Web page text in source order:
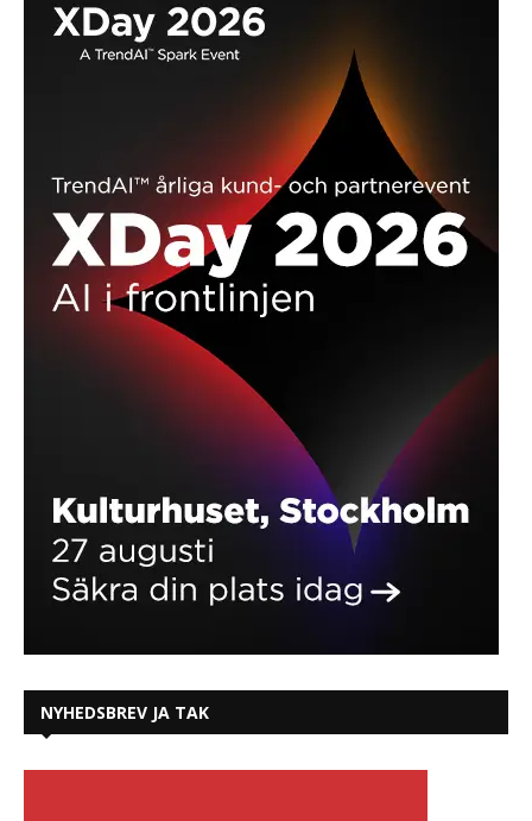
NYHEDSBREV JA TAK